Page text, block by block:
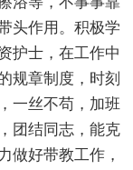
头作用。积极学
护士，在工作中
规章制度，时刻
一丝不苟，加班
团结同志，能克
做好带教工作，